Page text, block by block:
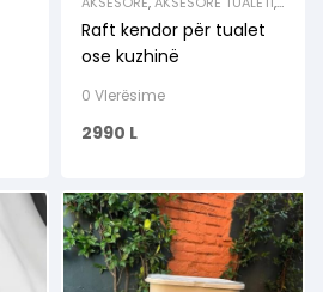
ORGANIZUES
ORGANIZUESE
RAFTE & MBAJTESE
Raft kendor për tualet
ose kuzhinë
0 Vlerësime
2990 L